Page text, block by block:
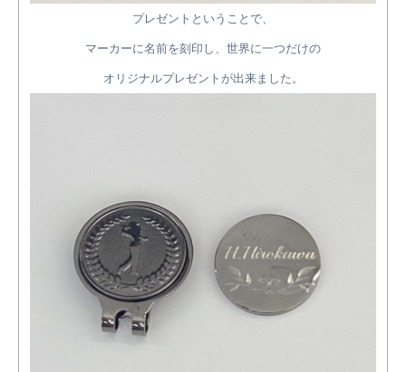
プレゼントということで、
マーカーに名前を刻印し、世界に一つだけの
オリジナルプレゼントが出来ました。